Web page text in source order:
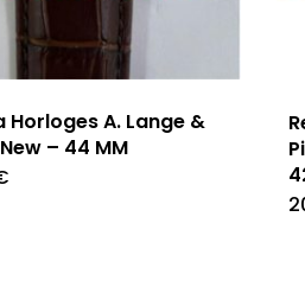
Horloges A. Lange &
– 44 MM